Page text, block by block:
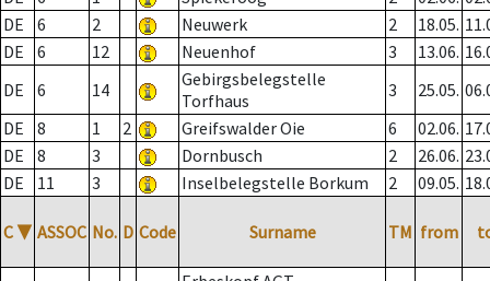
DE
6 2 Neuwerk 2 18.05.
DE
6 12 Neuenhof 3 13.06.
DE
6 14
Gebirgsbelegstelle
Torfhaus
3 25.05.
DE
8 1 2 Greifswalder Oie 6 02.06.
DE
8 3 Dornbusch 2 26.06.
DE
11 3 Inselbelegstelle Borkum 2 09.05.
C ▼ ASSOC No. D Code Surname TM from